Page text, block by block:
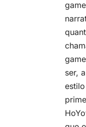
ser,